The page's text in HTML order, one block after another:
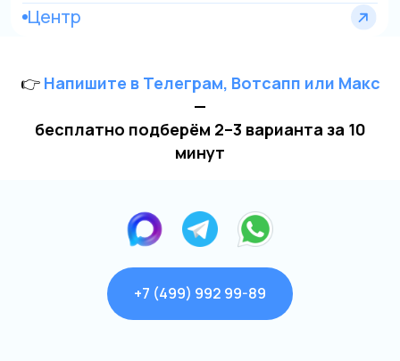
👉 Напишите в Телеграм, Вотсапп или Макс
—
бесплатно подберём 2–3 варианта за 10
минут
+7 (499) 992 99-89
Яхта Aurika 2
до 14 человек